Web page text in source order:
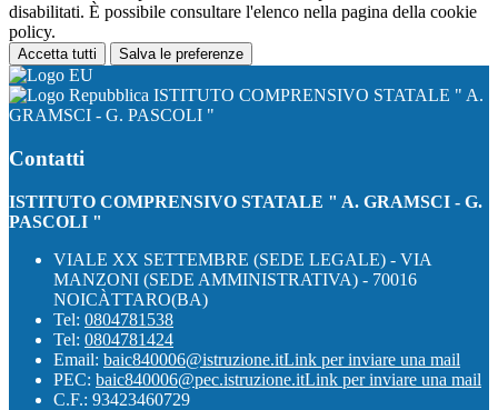
disabilitati. È possibile consultare l'elenco nella pagina della cookie
policy.
Accetta tutti Salva le preferenze
ISTITUTO COMPRENSIVO STATALE " A.
GRAMSCI - G. PASCOLI "
Contatti
ISTITUTO COMPRENSIVO STATALE " A. GRAMSCI - G.
PASCOLI "
VIALE XX SETTEMBRE (SEDE LEGALE) - VIA
MANZONI (SEDE AMMINISTRATIVA) - 70016
NOICÀTTARO(BA)
Tel: 0804781538
Tel: 0804781424
Email: baic840006@istruzione.itLink per inviare una mail
PEC: baic840006@pec.istruzione.itLink per inviare una mail
C.F.: 93423460729